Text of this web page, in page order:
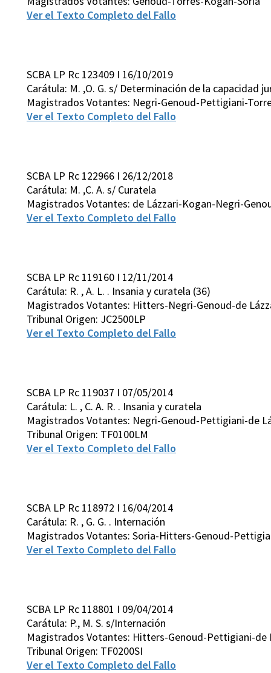
Ver el Texto Completo del Fallo
SCBA LP Rc 123409 I 16/10/2019
Carátula: M. ,O. G. s/ Determinación de la capacidad
Magistrados Votantes: Negri-Genoud-Pettigiani-
Ver el Texto Completo del Fallo
SCBA LP Rc 122966 I 26/12/2018
Carátula: M. ,C. A. s/ Curatela
Magistrados Votantes: de Lázzari-Kogan-Negri-
Ver el Texto Completo del Fallo
SCBA LP Rc 119160 I 12/11/2014
Carátula: R. , A. L. . Insania y curatela (36)
Magistrados Votantes: Hitters-Negri-Genoud-de
Tribunal Origen: JC2500LP
Ver el Texto Completo del Fallo
SCBA LP Rc 119037 I 07/05/2014
Carátula: L. , C. A. R. . Insania y curatela
Magistrados Votantes: Negri-Genoud-Pettigiani-de
Tribunal Origen: TF0100LM
Ver el Texto Completo del Fallo
SCBA LP Rc 118972 I 16/04/2014
Carátula: R. , G. G. . Internación
Magistrados Votantes: Soria-Hitters-Genoud-
Ver el Texto Completo del Fallo
SCBA LP Rc 118801 I 09/04/2014
Carátula: P., M. S. s/Internación
Magistrados Votantes: Hitters-Genoud-Pettigiani-de
Tribunal Origen: TF0200SI
Ver el Texto Completo del Fallo